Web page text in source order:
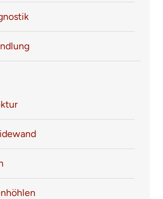
with the results
2025 (Google) I had
turbinate reduction in October